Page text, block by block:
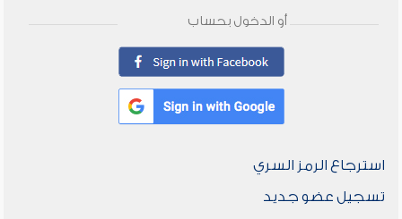
أو الدخول بحساب
استرجاع الرمز السري
تسجيل عضو جديد